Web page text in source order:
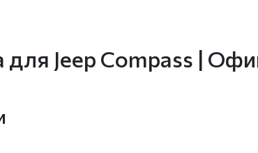
для Jeep Compass |